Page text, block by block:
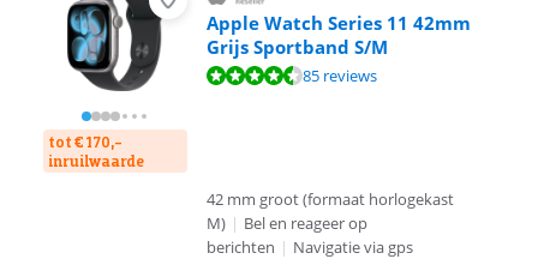
tot € 170,-
inruilwaarde
Apple Watch Series 11 42mm
Grijs Sportband S/M
Beoordeling is 9,2 van de 10, gebaseerd op 85 reviews.
85 reviews
42 mm groot (formaat horlogekast
M) | Bel en reageer op
berichten | Navigatie via gps